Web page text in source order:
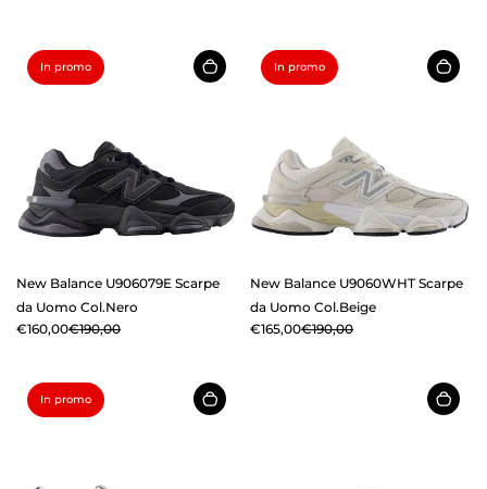
In promo
New Balance U906079E Scarpe
da Uomo Col.Nero
€160,00€190,00
In promo
New Balance U9060WHT Scarpe
da Uomo Col.Beige
€165,00€190,00
In promo